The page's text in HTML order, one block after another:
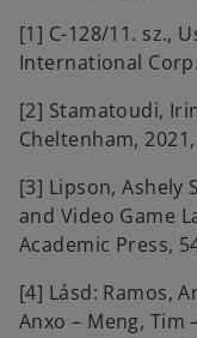
[1] C-128/11. sz.,
International
[2] Stamatoudi,
Cheltenham,
[3] Lipson, Ashely
and Video Game
Academic Press,
[4] Lásd: Ramos,
Anxo – Meng, Tim